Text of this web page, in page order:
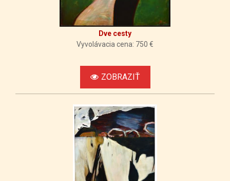
Dve cesty
Vyvolávacia cena: 750 €
ZOBRAZIŤ